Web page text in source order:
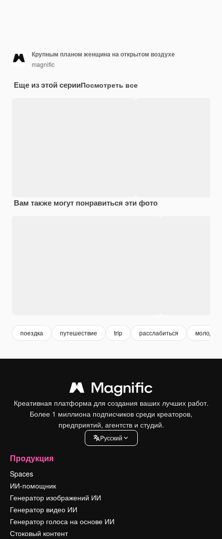
Крупным планом женщина на открытом воздухе
magnific
Еще из этой серииПосмотреть все
Вам также могут понравиться эти фото
поездка путешествие trip расслабиться
Креативная платформа для создания ваших лучших работ.
Более 1 миллиона подписчиков среди креаторов,
предприятий, агентств и студий.
Pусский
Продукция
Spaces
ИИ-помощник
Генератор изображений ИИ
Генератор видео ИИ
Генератор голоса на основе ИИ
Стоковый контент